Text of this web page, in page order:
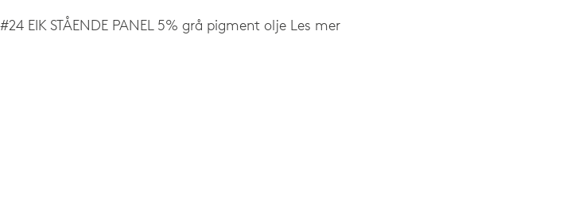
#24 EIK STÅENDE PANEL 5% grå pigment olje Les mer